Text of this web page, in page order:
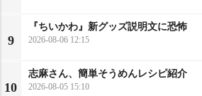
9
『ちいかわ』新グッズ説明文に恐怖
2026-08-06 12:15
10
志麻さん、簡単そうめんレシピ紹介
2026-08-05 15:10